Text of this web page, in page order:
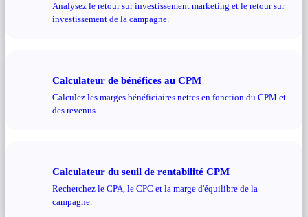
Analysez le retour sur investissement marketing et le retour sur
investissement de la campagne.
Calculateur de bénéfices au CPM
Calculez les marges bénéficiaires nettes en fonction du CPM et
des revenus.
Calculateur du seuil de rentabilité CPM
Recherchez le CPA, le CPC et la marge d'équilibre de la
campagne.